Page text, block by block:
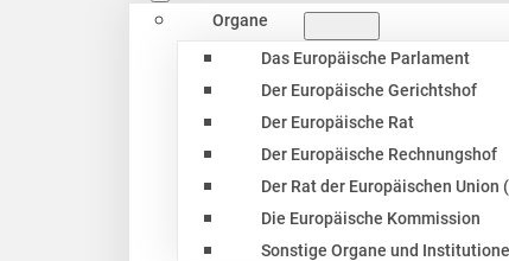
Organe
Das Europäische Parlament
Der Europäische Gerichtshof
Der Europäische Rat
Der Europäische Rechnungshof
Der Rat der Europäischen Union
Die Europäische Kommission
Sonstige Organe und